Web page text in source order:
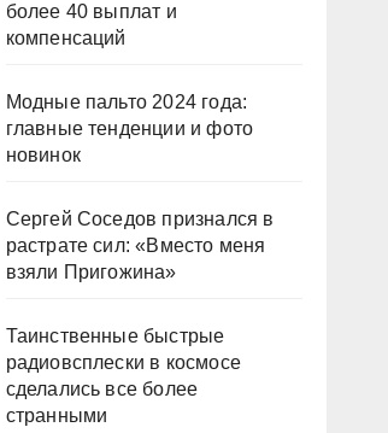
более 40 выплат и
компенсаций
Модные пальто 2024 года:
главные тенденции и фото
новинок
Сергей Соседов признался в
растрате сил: «Вместо меня
взяли Пригожина»
Таинственные быстрые
радиовсплески в космосе
сделались все более
странными